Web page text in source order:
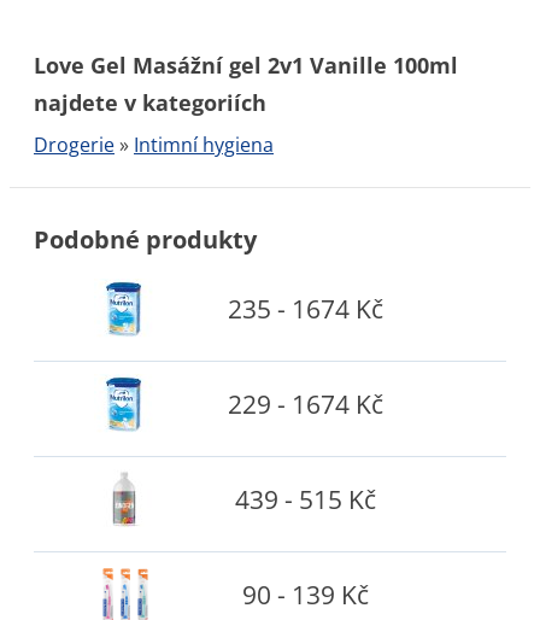
Love Gel Masážní gel 2v1 Vanille 100ml
najdete v kategoriích
Drogerie» Intimní hygiena
Podobné produkty
235 - 1674 Kč
229 - 1674 Kč
439 - 515 Kč
90 - 139 Kč